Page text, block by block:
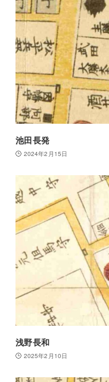
池田長発
2024年2月15日
浅野長和
2025年2月10日